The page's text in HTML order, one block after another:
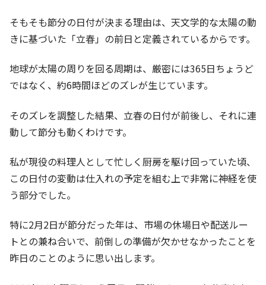
そもそも節分の日付が決まる理由は、天文学的な太陽の動
きに基づいた「立春」の前日と定義されているからです。
地球が太陽の周りを回る周期は、厳密には365日ちょうど
ではなく、約6時間ほどのズレが生じています。
そのズレを調整した結果、立春の日付が前後し、それに連
動して節分も動くわけです。
私が現役の料理人として忙しく厨房を駆け回っていた頃、
この日付の変動は仕入れの予定を組む上で非常に神経を使
う部分でした。
特に2月2日が節分だった年は、市場の休場日や配送ルー
トとの兼ね合いで、前倒しの準備が欠かせなかったことを
昨日のことのように思い出します。